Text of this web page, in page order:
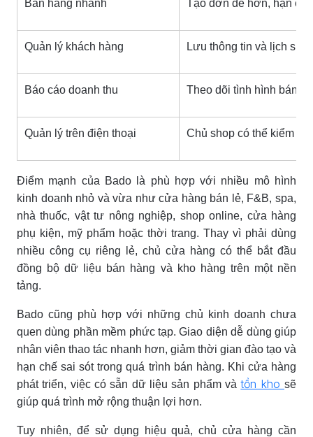
Bán hàng nhanh Tạo đơn dễ hơn, hạn
Quản lý khách hàng Lưu thông tin và lịch sử
Báo cáo doanh thu Theo dõi tình hình bán
Quản lý trên điện thoại Chủ shop có thể kiểm
Điểm mạnh của Bado là phù hợp với nhiều mô hình
kinh doanh nhỏ và vừa như cửa hàng bán lẻ, F&B, spa,
nhà thuốc, vật tư nông nghiệp, shop online, cửa hàng
phụ kiện, mỹ phẩm hoặc thời trang. Thay vì phải dùng
nhiều công cụ riêng lẻ, chủ cửa hàng có thể bắt đầu
đồng bộ dữ liệu bán hàng và kho hàng trên một nền
tảng.
Bado cũng phù hợp với những chủ kinh doanh chưa
quen dùng phần mềm phức tạp. Giao diện dễ dùng giúp
nhân viên thao tác nhanh hơn, giảm thời gian đào tạo và
hạn chế sai sót trong quá trình bán hàng. Khi cửa hàng
phát triển, việc có sẵn dữ liệu sản phẩm vàtồn khosẽ
giúp quá trình mở rộng thuận lợi hơn.
Tuy nhiên, để sử dụng hiệu quả, chủ cửa hàng cần